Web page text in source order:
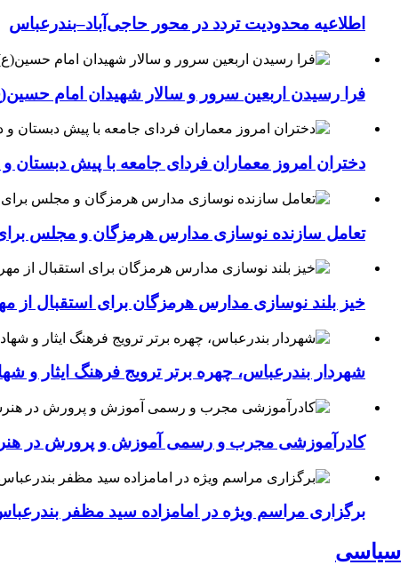
اطلاعیه محدودیت تردد در محور حاجی‌آباد–بندرعباس
فرا رسیدن اربعین سرور و سالار شهیدان امام
دختران امروز معماران فردای جامعه با پیش دبستان و
تعامل سازنده نوسازی مدارس هرمزگان و مجلس برای جهش
خیز بلند نوسازی مدارس هرمزگان برای استقبال از مهر؛۴۵۴ کلاس درس جدید به فضای آموزشی استان افزوده
شهردار بندرعباس، چهره برتر ترویج فرهنگ ایثار و
کادرآموزشی مجرب و رسمی آموزش و پرورش در
برگزاری مراسم ویژه در امامزاده سید مظفر
سیاسی